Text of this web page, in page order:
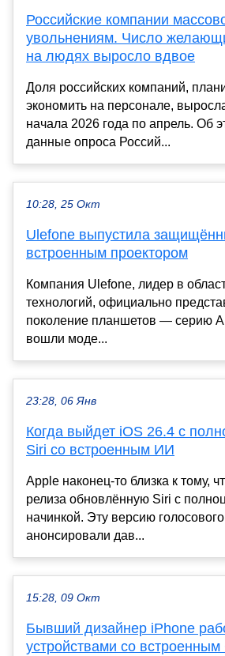
Российские компании
увольнениям. Число
на людях выросло вдвое
Доля российских компаний,
экономить на персонале,
начала 2026 года по апрель. Об
данные опроса Россий...
10:28, 25 Окт
Ulefone выпустила
встроенным проектором
Компания Ulefone, лидер в
технологий, официально
поколение планшетов — серию
вошли моде...
23:28, 06 Янв
Когда выйдет iOS 26.4 с
Siri со встроенным ИИ
Apple наконец-то близка к тому,
релиза обновлённую Siri с
начинкой. Эту версию
анонсировали дав...
15:28, 09 Окт
Бывший дизайнер iPhone
устройствами со встроенным